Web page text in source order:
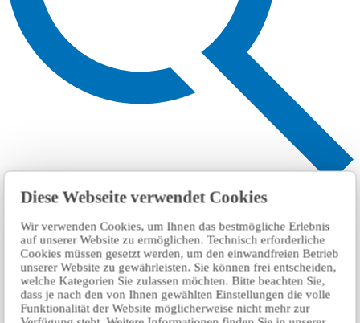
Diese Webseite verwendet Cookies
Wir verwenden Cookies, um Ihnen das bestmögliche Erlebnis
auf unserer Website zu ermöglichen. Technisch erforderliche
Cookies müssen gesetzt werden, um den einwandfreien Betrieb
unserer Website zu gewährleisten. Sie können frei entscheiden,
welche Kategorien Sie zulassen möchten. Bitte beachten Sie,
dass je nach den von Ihnen gewählten Einstellungen die volle
Funktionalität der Website möglicherweise nicht mehr zur
搜索